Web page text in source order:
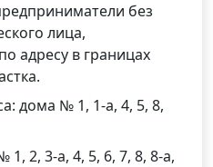
без
лица,
адресу в границах
дома № 1, 1-а, 4, 5, 8,
2, 3-а, 4, 5, 6, 7, 8, 8-а,